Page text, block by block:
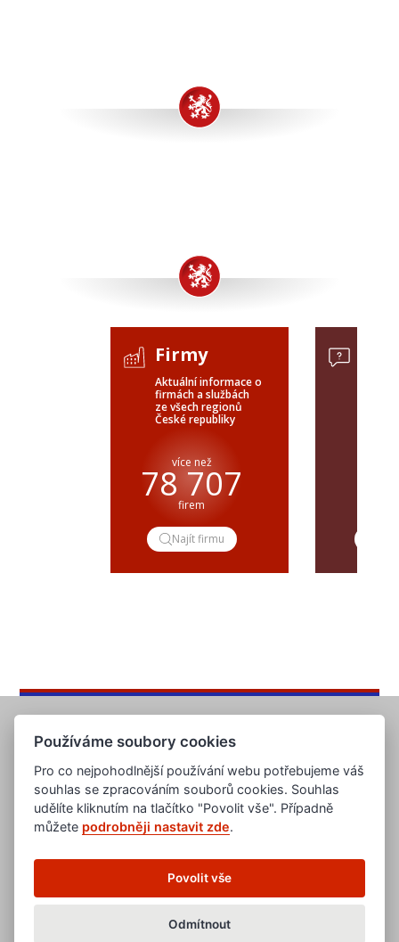
Firmy
Aktuální informace o
firmách a službách
ze všech regionů
České republiky
více než
78 707
firem
Najít firmu
www.evropska-databanka.cz
www.edb.eu
www.poptavka.net
www.nabidka.net
www.14000.cz
Používáme soubory cookies
Pro co nejpohodlnější používání webu potřebujeme váš
souhlas se zpracováním souborů cookies. Souhlas
udělíte kliknutím na tlačítko "Povolit vše". Případně
můžete podrobněji nastavit zde.
Povolit vše
Odmítnout